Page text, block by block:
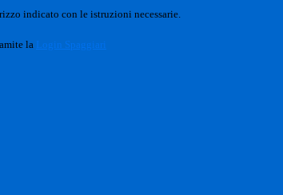
indicato con le istruzioni necessarie.
la Login Spaggiari